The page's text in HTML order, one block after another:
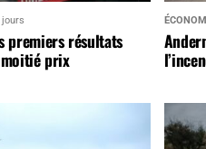
jours
premiers résultats
prix